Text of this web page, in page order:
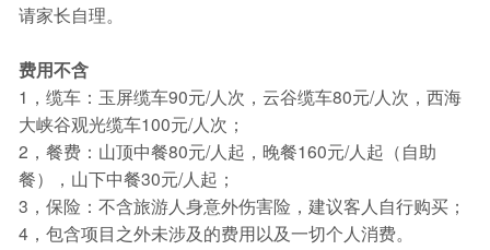
请家长自理。
费用不含
1，缆车：玉屏缆车90元/人次，云谷缆车80元/人次，西海
大峡谷观光缆车100元/人次；
2，餐费：山顶中餐80元/人起，晚餐160元/人起（自助
餐），山下中餐30元/人起；
3，保险：不含旅游人身意外伤害险，建议客人自行购买；
4，包含项目之外未涉及的费用以及一切个人消费。